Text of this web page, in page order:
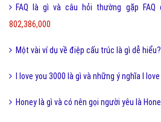
FAQ là gì và câu hỏi thường gặp FAQ
802,386,000
Một vài ví dụ về điệp cấu trúc là gì dễ hiểu?
I love you 3000 là gì và những ý nghĩa I
Honey là gì và có nên gọi người yêu là